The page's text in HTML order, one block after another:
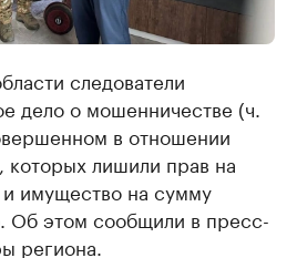
следователи
дело о мошенничестве (ч.
в отношении
которых лишили прав на
имущество на сумму
Об этом сообщили в пресс-
региона.